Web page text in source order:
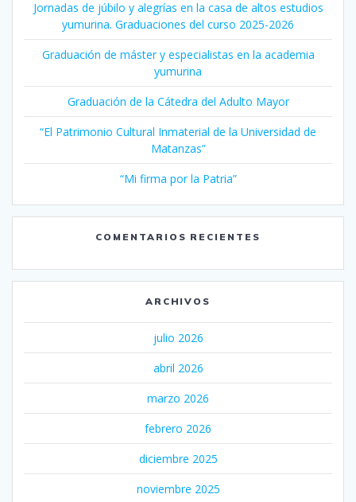
Jornadas de júbilo y alegrías en la casa de altos estudios
yumurina. Graduaciones del curso 2025-2026
Graduación de máster y especialistas en la academia
yumurina
Graduación de la Cátedra del Adulto Mayor
“El Patrimonio Cultural Inmaterial de la Universidad de
Matanzas”
“Mi firma por la Patria”
COMENTARIOS RECIENTES
ARCHIVOS
julio 2026
abril 2026
marzo 2026
febrero 2026
diciembre 2025
noviembre 2025